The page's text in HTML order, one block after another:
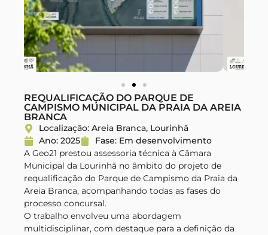
REQUALIFICAÇÃO DO PARQUE DE
CAMPISMO MUNICIPAL DA PRAIA DA AREIA
BRANCA
Localização: Areia Branca, Lourinhã
Ano: 2025
Fase: Em desenvolvimento
A Geo21 prestou assessoria técnica à Câmara
Municipal da Lourinhã no âmbito do projeto de
requalificação do Parque de Campismo da Praia da
Areia Branca, acompanhando todas as fases do
processo concursal.
O trabalho envolveu uma abordagem
multidisciplinar, com destaque para a definição da